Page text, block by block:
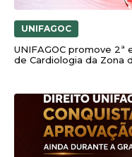
UNIFAGOC
UNIFAGOC promove
de Cardiologia da Zona